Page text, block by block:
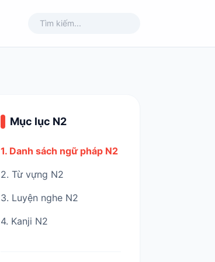
Mục lục N2
1. Danh sách ngữ pháp N2
2. Từ vựng N2
3. Luyện nghe N2
4. Kanji N2